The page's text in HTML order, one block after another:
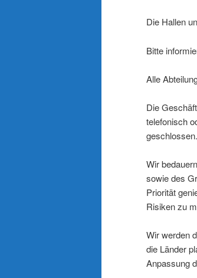
Die Hallen
Bitte
Alle
Die
telefonisch
geschlossen.
Wir
sowie des
Priorität
Risiken zu
Wir werden
die Länder
Anpassung